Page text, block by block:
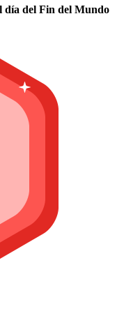
día del Fin del Mundo